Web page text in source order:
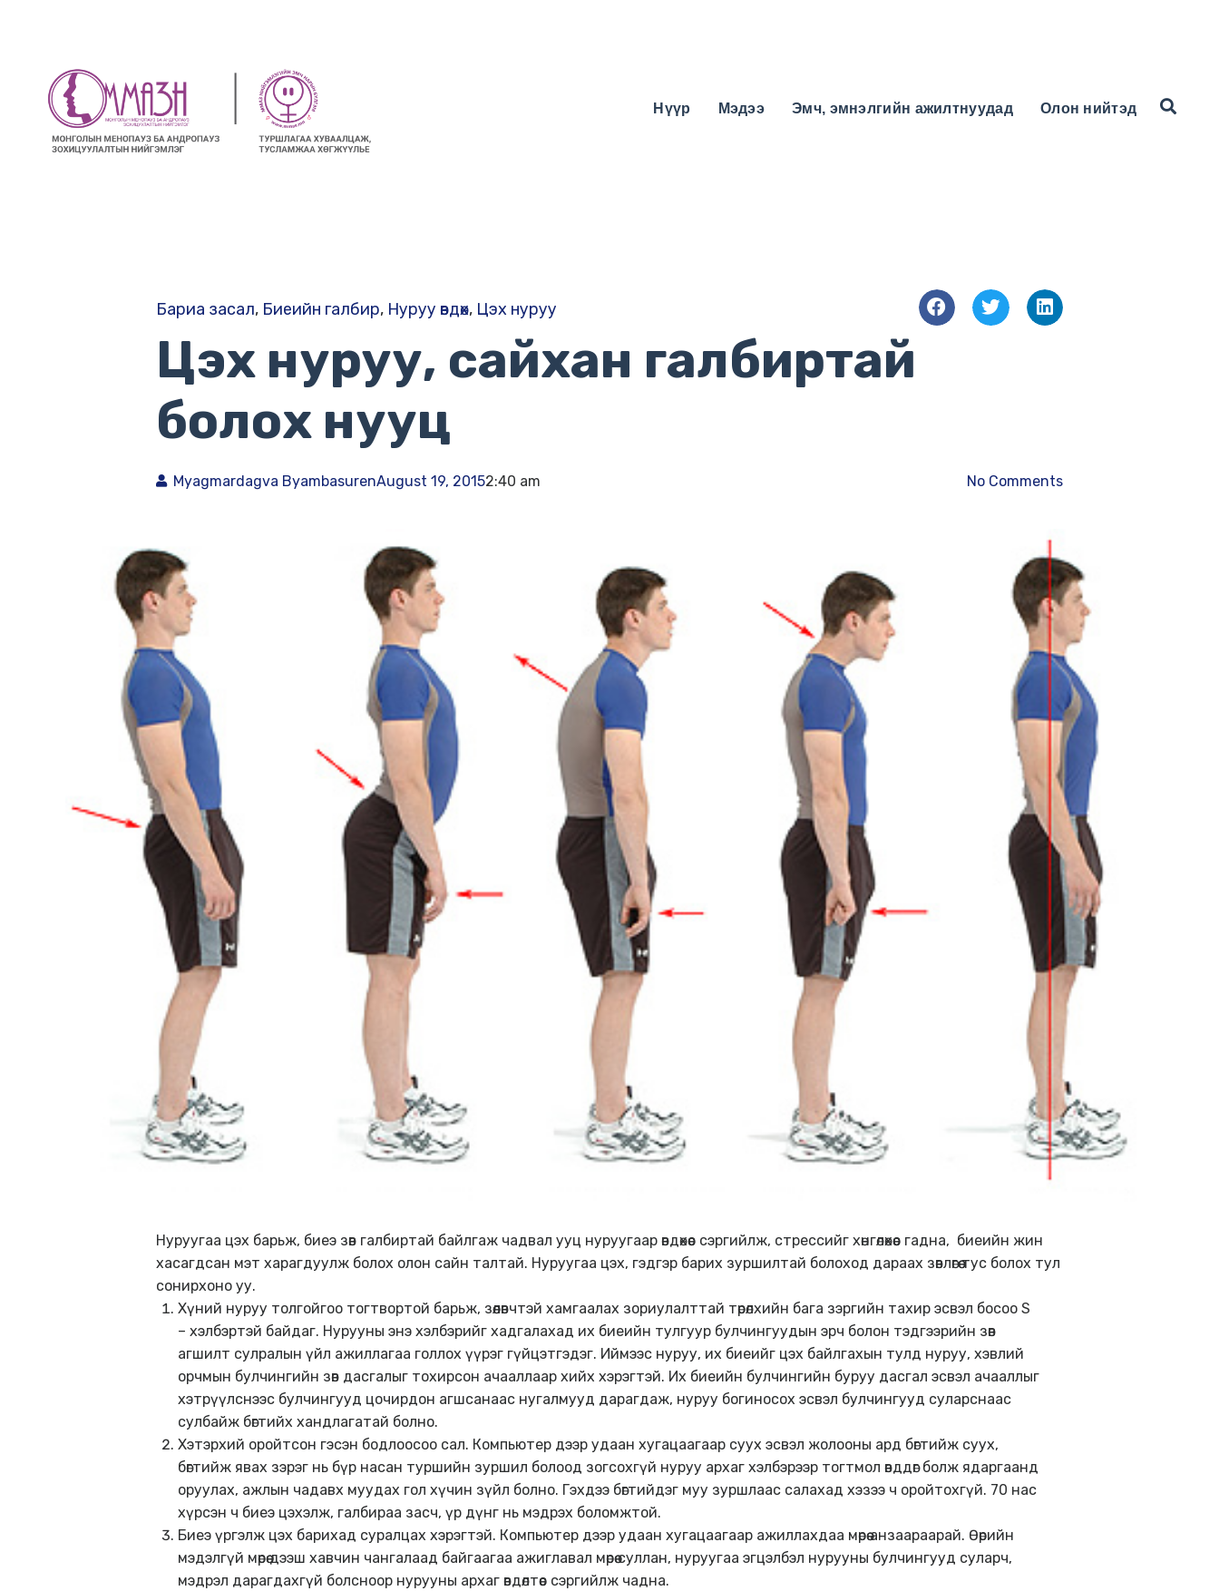
Нүүр Мэдээ Эмч, эмнэлгийн ажилтнуудад Олон нийтэд
Бариа засал, Биеийн галбир, Нуруу өвдөх, Цэх нуруу
Цэх нуруу, сайхан галбиртай
болох нууц
Myagmardagva ByambasurenAugust 19, 20152:40 am No Comments
Нуруугаа цэх барьж, биеэ зөв галбиртай байлгаж чадвал ууц нуруугаар өвдөхөөс сэргийлж, стрессийг хөнгөлөхөөс гадна, биеийн жин
хасагдсан мэт харагдуулж болох олон сайн талтай. Нуруугаа цэх, гэдгэр барих зуршилтай болоход дараах зөвлөгөө тус болох тул
сонирхоно уу.
Хүний нуруу толгойгоо тогтвортой барьж, зөөлөвчтэй хамгаалах зориулалттай төрөлхийн бага зэргийн тахир эсвэл босоо S
– хэлбэртэй байдаг. Нурууны энэ хэлбэрийг хадгалахад их биеийн тулгуур булчингуудын эрч болон тэдгээрийн зөв
агшилт сулралын үйл ажиллагаа голлох үүрэг гүйцэтгэдэг. Иймээс нуруу, их биеийг цэх байлгахын тулд нуруу, хэвлий
орчмын булчингийн зөв дасгалыг тохирсон ачааллаар хийх хэрэгтэй. Их биеийн булчингийн буруу дасгал эсвэл ачааллыг
хэтрүүлснээс булчингууд цочирдон агшсанаас нугалмууд дарагдаж, нуруу богиносох эсвэл булчингууд суларснаас
сулбайж бөгтийх хандлагатай болно.
Хэтэрхий оройтсон гэсэн бодлоосоо сал. Компьютер дээр удаан хугацаагаар суух эсвэл жолооны ард бөгтийж суух,
бөгтийж явах зэрэг нь бүр насан туршийн зуршил болоод зогсохгүй нуруу архаг хэлбэрээр тогтмол өвддөг болж ядаргаанд
оруулах, ажлын чадавх муудах гол хүчин зүйл болно. Гэхдээ бөгтийдэг муу зуршлаас салахад хэзээ ч оройтохгүй. 70 нас
хүрсэн ч биеэ цэхэлж, галбираа засч, үр дүнг нь мэдрэх боломжтой.
Биеэ үргэлж цэх барихад суралцах хэрэгтэй. Компьютер дээр удаан хугацаагаар ажиллахдаа мөрөө анзаараарай. Өөрийн
мэдэлгүй мөрөө дээш хавчин чангалаад байгаагаа ажиглавал мөрөө суллан, нуруугаа эгцэлбэл нурууны булчингууд суларч,
мэдрэл дарагдахгүй болсноор нурууны архаг өвдөлтөөс сэргийлж чадна.